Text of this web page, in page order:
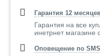
Гарантия 12
Гарантия на все
инетрнет магазине
Оповещение по SMS